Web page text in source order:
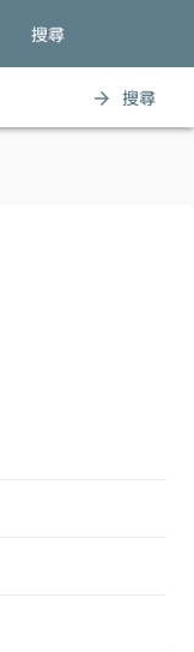
搜尋
arrow_forward 搜尋